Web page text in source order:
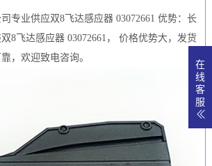
专业供应双8飞达感应器 03072661 优势：长
8飞达感应器 03072661， 价格优势大，发货
，欢迎致电咨询。
在
线
客
服